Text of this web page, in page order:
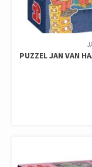
PUZZEL JAN VAN